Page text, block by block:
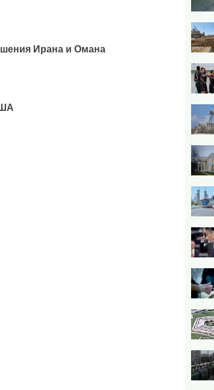
Ирана и Омана